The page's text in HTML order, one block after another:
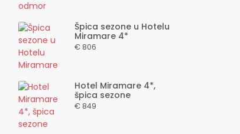
Špica sezone u Hotelu
Miramare 4*
€ 806
Hotel Miramare 4*,
špica sezone
€ 849